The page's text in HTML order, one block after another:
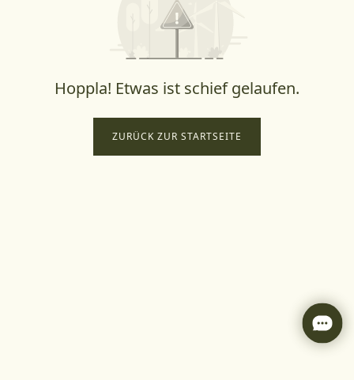
Hoppla! Etwas ist schief gelaufen.
ZURÜCK ZUR STARTSEITE